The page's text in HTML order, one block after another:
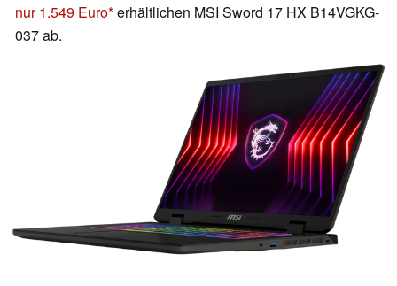
nur 1.549 Euro erhältlichen MSI Sword 17 HX B14VGKG-
037 ab.